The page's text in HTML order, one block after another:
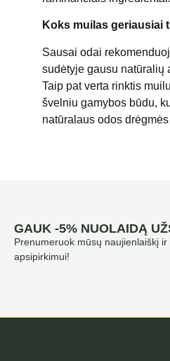
Koks muilas geriausiai
Sausai odai
sudėtyje gausu natūralių
Taip pat verta rinktis
švelniu gamybos būdu,
natūralaus odos
GAUK -5% NUOLAIDĄ
Prenumeruok mūsų naujienlaiškį
apsipirkimui!